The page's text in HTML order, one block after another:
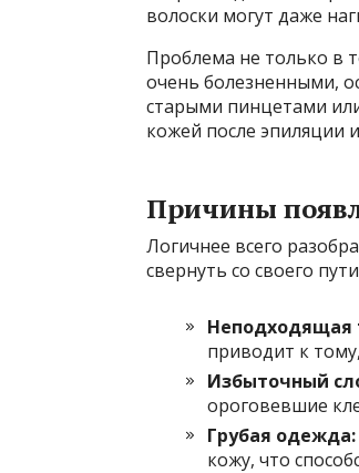
волоски могут даже
Проблема не только в
очень болезненными,
старыми пинцетами
кожей после эпиляции
Причины
Логичнее всего
свернуть со своего
Неподходящая
приводит к
Избыточный
ороговевшие
Грубая одежда:
кожу, что